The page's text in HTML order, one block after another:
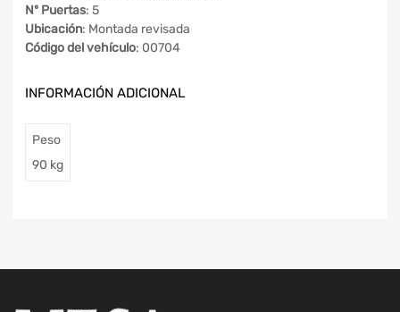
Nº Puertas: 5
Ubicación: Montada revisada
Código del vehículo: 00704
INFORMACIÓN ADICIONAL
Peso
90 kg